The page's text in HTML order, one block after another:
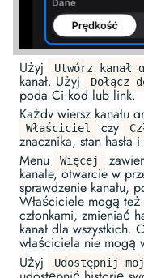
Użyj Utwórz kanał
kanał. Użyj Dołącz
poda Ci kod lub link.
Każdy wiersz kanału
Właściciel czy
znacznika, stan hasła
Menu
Więcej
kanale, otwarcie w
sprawdzenie kanału,
Właściciele mogą
członkami, zmieniać
kanał dla wszystkich.
właściciela nie mogą
Użyj
Udostępnij